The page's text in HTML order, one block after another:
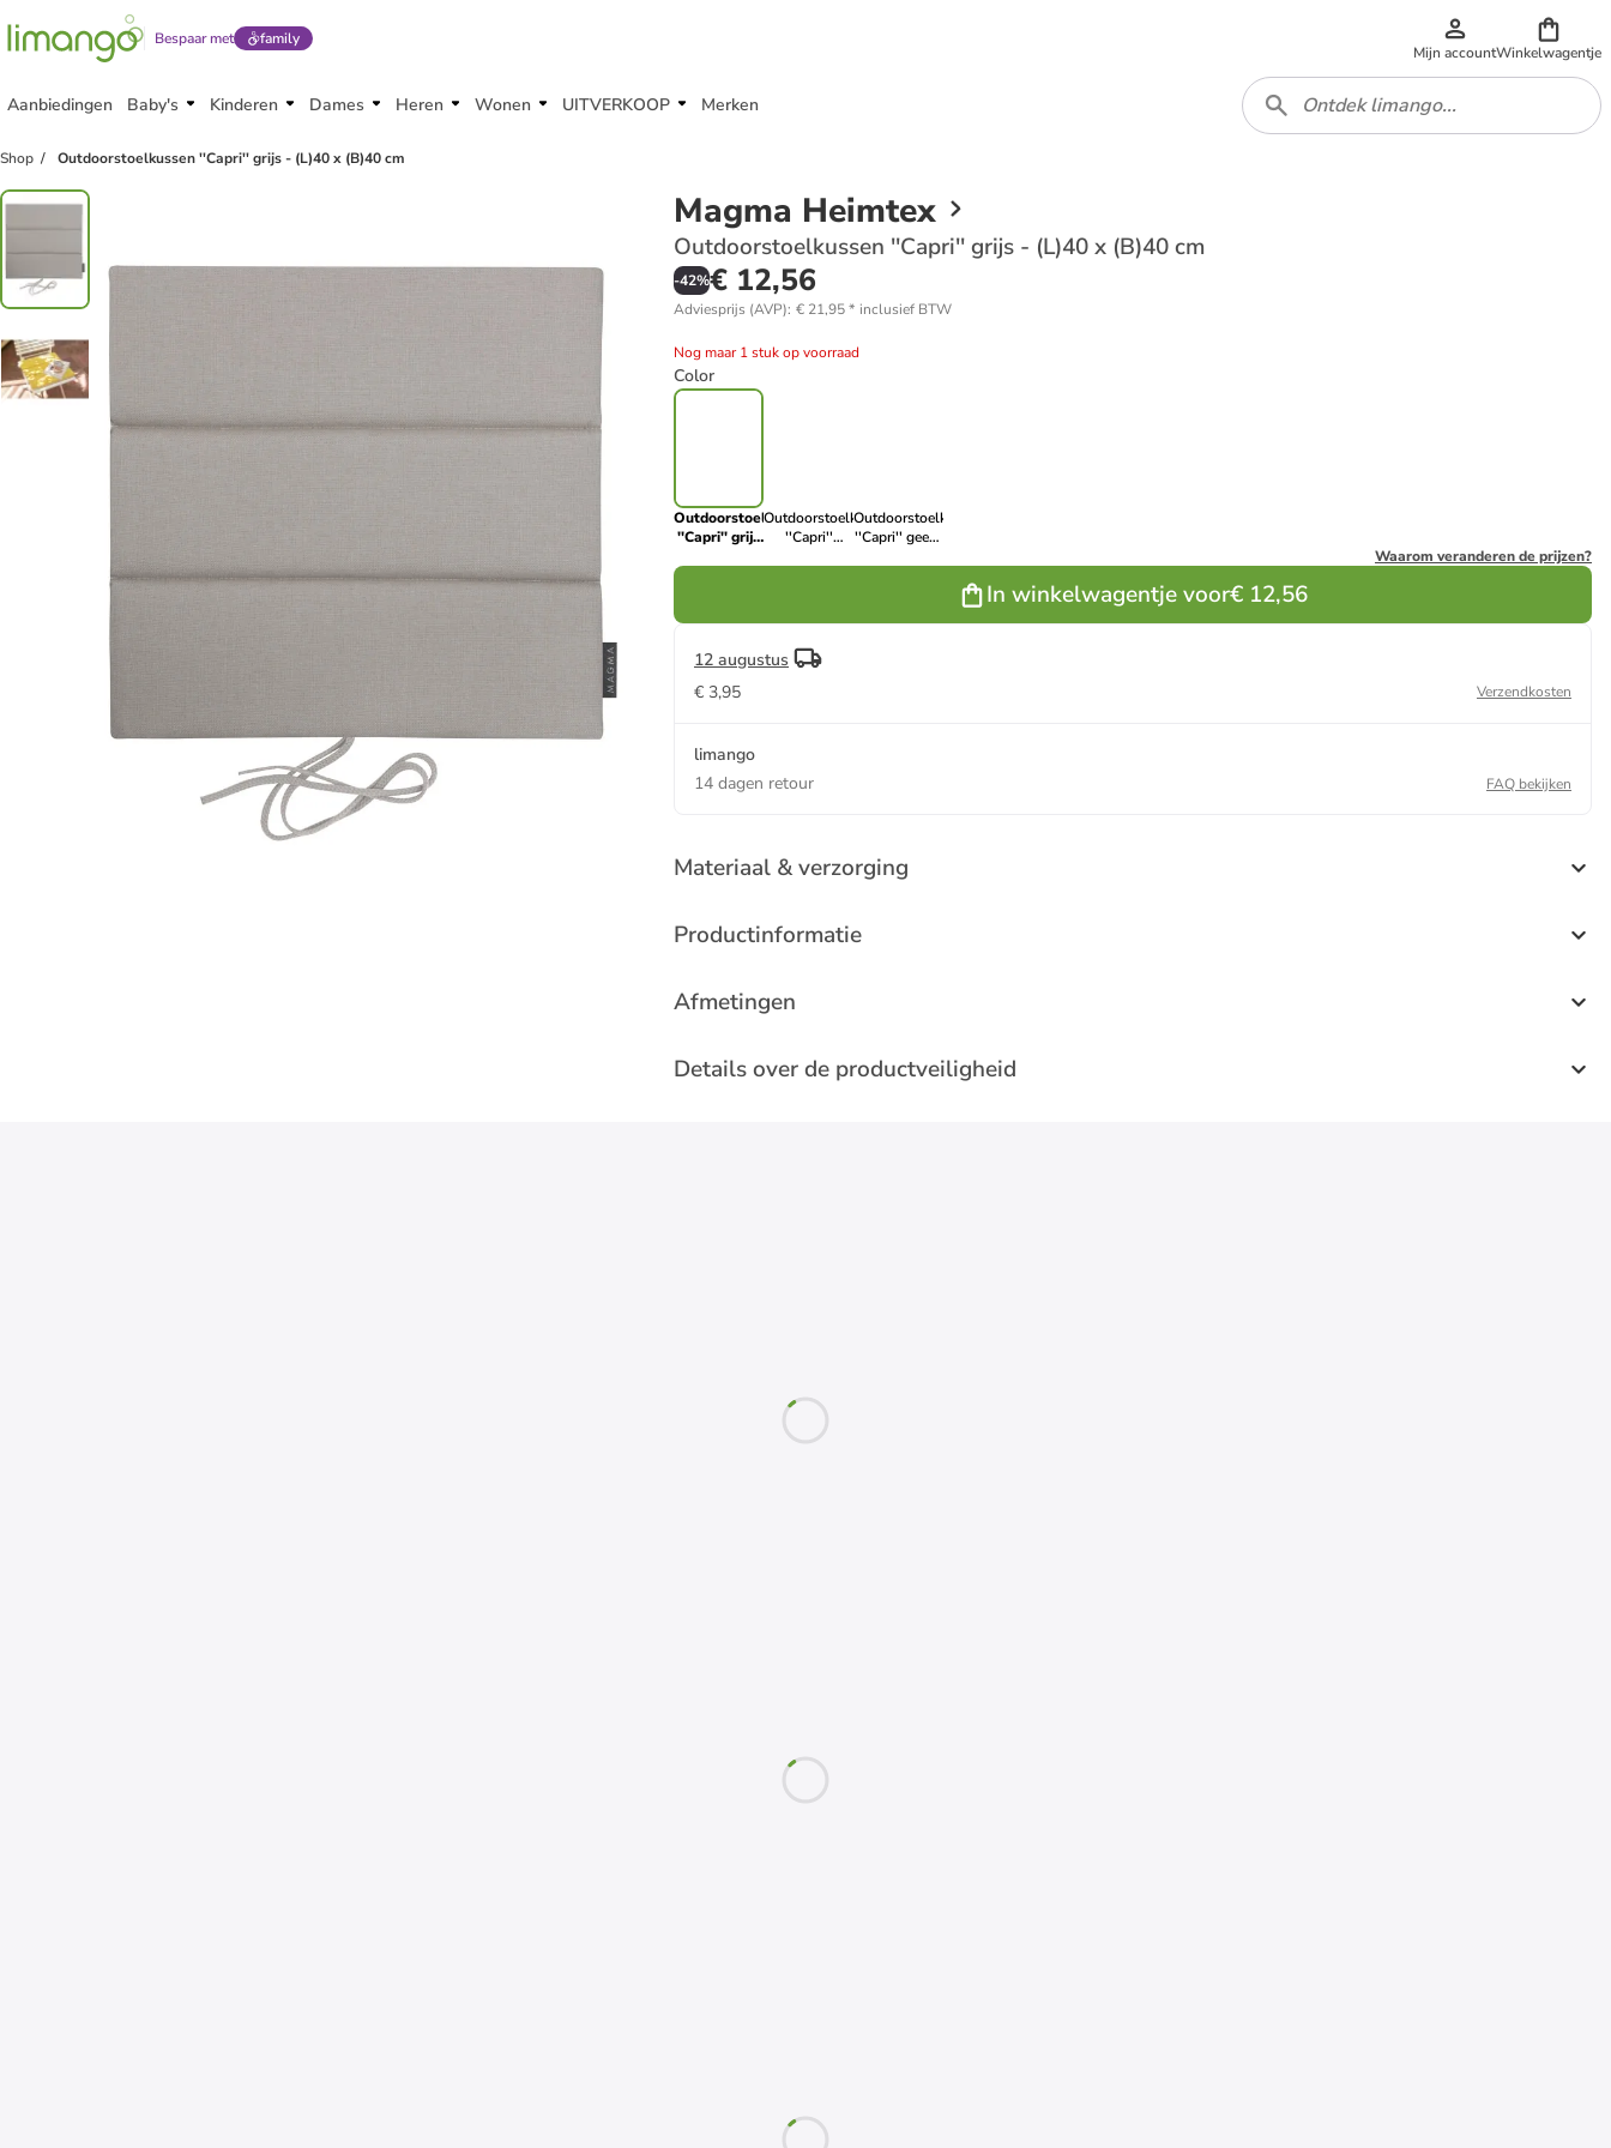
Bespaar met family
Mijn accountWinkelwagentje
Aanbiedingen Baby's Kinderen Dames Heren Wonen UITVERKOOP Merken
Shop Outdoorstoelkussen ''Capri'' grijs - (L)40 x (B)40 cm
Magma Heimtex
Outdoorstoelkussen ''Capri'' grijs - (L)40 x (B)40 cm
-42%€ 12,56
Adviesprijs (AVP): € 21,95* inclusief BTW
Nog maar 1 stuk op voorraad
Color
Outdoorstoelkussen
''Capri'' grijs
Outdoorstoelkussen
''Capri''
Outdoorstoelkussen
''Capri'' geel -
Waarom veranderen de prijzen?
In winkelwagentje voor€ 12,56
12 augustus
€ 3,95
Verzendkosten
limango
14 dagen retour
FAQ bekijken
Materiaal & verzorging
Productinformatie
Afmetingen
Details over de productveiligheid